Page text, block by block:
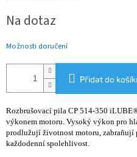
cena:
Na dotaz
Možnosti doručení
Přidat do
Rozbrušovací pila CP 514-350
výkonem motoru. Vysoký výkon pro
prodlužují životnost motoru, zabraňují
každodenní spolehlivost.